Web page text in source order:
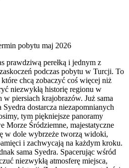
pobytu maj 2026
prawdziwą perełką i jednym z
podczas pobytu w Turcji. To
chcą zobaczyć coś więcej niż
niezwykłą historię regionu w
w piersiach krajobrazów. Już sama
dostarcza niezapomnianych
tym piękniejsze panoramy
Morze Śródziemne, majestatyczne
w dole wybrzeże tworzą widoki,
i zachwycają na każdym kroku.
sama Syedra. Spacerując wśród
niezwykłą atmosferę miejsca,